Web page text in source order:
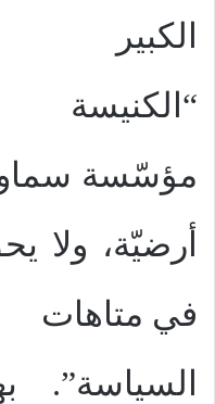
الكبير
“الكنيسة
مؤسّسة
أرضيّة، ولا
في متاهات
السياسة”.